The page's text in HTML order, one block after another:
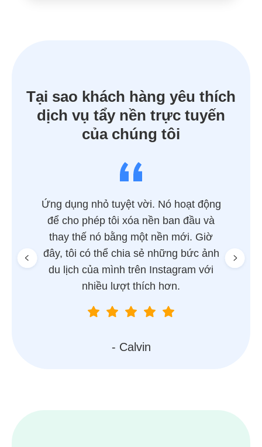
Tại sao khách hàng yêu thích
dịch vụ tẩy nền trực tuyến
của chúng tôi
Ứng dụng nhỏ tuyệt vời. Nó hoạt động
để cho phép tôi xóa nền ban đầu và
thay thế nó bằng một nền mới. Giờ
đây, tôi có thể chia sẻ những bức ảnh
du lịch của mình trên Instagram với
nhiều lượt thích hơn.
- Calvin